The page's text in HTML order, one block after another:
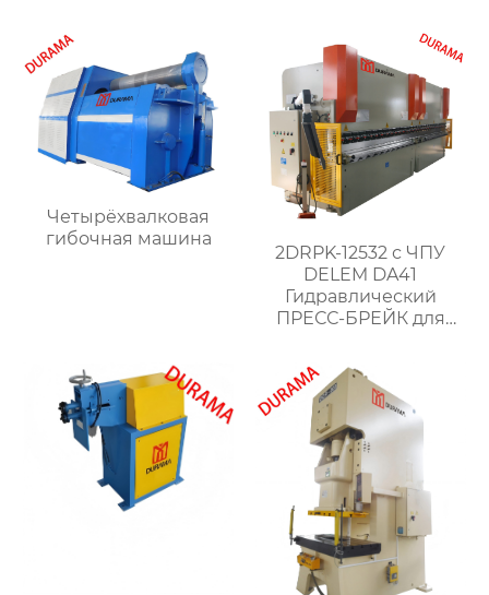
Четырёхвалковая
гибочная машина
2DRPK-12532 с ЧПУ
DELEM DA41
Гидравлический
ПРЕСС-БРЕЙК для